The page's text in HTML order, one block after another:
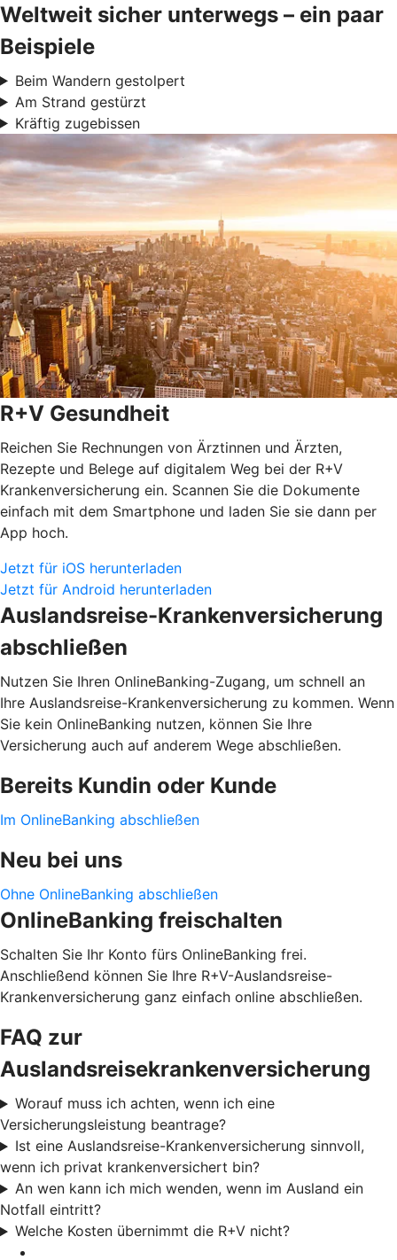
Weltweit sicher unterwegs – ein paar
Beispiele
Beim Wandern gestolpert
Am Strand gestürzt
Kräftig zugebissen
R+V Gesundheit
Reichen Sie Rechnungen von Ärztinnen und Ärzten,
Rezepte und Belege auf digitalem Weg bei der R+V
Krankenversicherung ein. Scannen Sie die Dokumente
einfach mit dem Smartphone und laden Sie sie dann per
App hoch.
Jetzt für iOS herunterladen
Jetzt für Android herunterladen
Auslandsreise-Krankenversicherung
abschließen
Nutzen Sie Ihren OnlineBanking-Zugang, um schnell an
Ihre Auslandsreise-Krankenversicherung zu kommen. Wenn
Sie kein OnlineBanking nutzen, können Sie Ihre
Versicherung auch auf anderem Wege abschließen.
Bereits Kundin oder Kunde
Im OnlineBanking abschließen
Neu bei uns
Ohne OnlineBanking abschließen
OnlineBanking freischalten
Schalten Sie Ihr Konto fürs OnlineBanking frei.
Anschließend können Sie Ihre R+V-Auslandsreise-
Krankenversicherung ganz einfach online abschließen.
FAQ zur
Auslandsreisekrankenversicherung
Worauf muss ich achten, wenn ich eine
Versicherungsleistung beantrage?
Ist eine Auslandsreise-Krankenversicherung sinnvoll,
wenn ich privat krankenversichert bin?
An wen kann ich mich wenden, wenn im Ausland ein
Notfall eintritt?
Welche Kosten übernimmt die R+V nicht?